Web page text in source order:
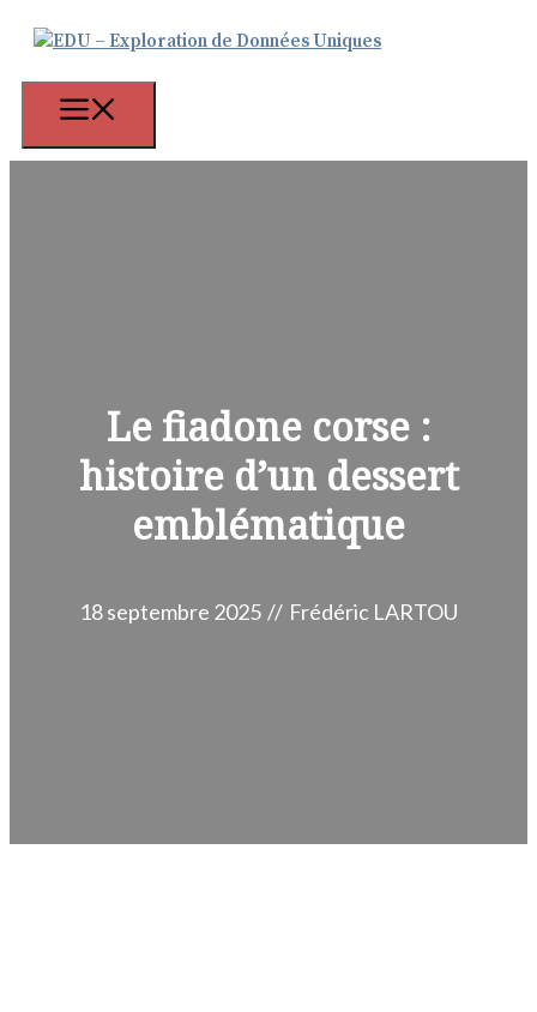
Aller
contenu
Le fiadone corse :
histoire d’un dessert
emblématique
18 septembre 2025 // Frédéric LARTOU